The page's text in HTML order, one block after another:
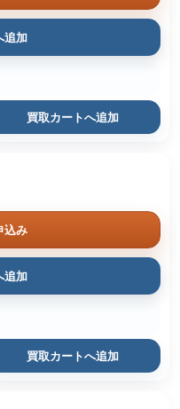
追加
買取カートへ追加
込み
追加
買取カートへ追加